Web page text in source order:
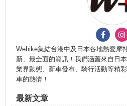
Webike集結台港中及日本各地熱愛摩
新、最全面的資訊！我們涵蓋來自日
業界動態、新車發布、騎行活動等精
車的熱情！
最新文章